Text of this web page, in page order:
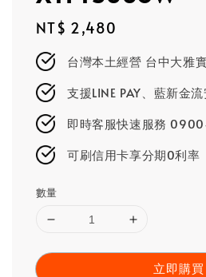
Regular
price
NT$ 2,480
台灣本土經營 台中大雅
支援LINE PAY、藍新金
即時客服快速服務
可刷信用卡享分期0利率
數量
立即購買